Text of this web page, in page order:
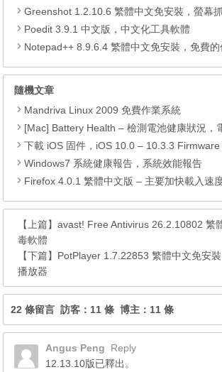
Greenshot 1.2.10.6 繁體中文免安裝，螢幕抓圖軟
Poedit 3.9.1 中文版，中文化工具軟體
Notepad++ 8.9.6.4 繁體中文免安裝，免費的
隨機文章
Mandriva Linux 2009 免費作業系統
[Mac] Battery Health – 檢測電池健康狀況，
下載 iOS 固件，iOS 10.0 – 10.3.3 Firmware
Windows7 系統健康報告，系統效能報告
Firefox 4.0.1 繁體中文版 – 主要加快載入速
【上篇】avast! Free Antivirus 26.2.10802 繁
毒軟體
【下篇】 PotPlayer 1.7.22853 繁體中文免安
播放器
22 條留言 訪客：11 條 博主：11 條
Angus Peng
Reply
12.13.10版已釋出。